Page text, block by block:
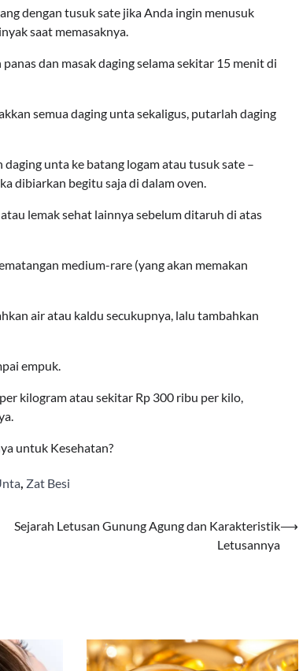
dengan tusuk sate jika Anda ingin menusuk
saat memasaknya.
dan masak daging selama sekitar 15 menit di
semua daging unta sekaligus, putarlah daging
unta ke batang logam atau tusuk sate –
dibiarkan begitu saja di dalam oven.
lemak sehat lainnya sebelum ditaruh di atas
medium-rare (yang akan memakan
air atau kaldu secukupnya, lalu tambahkan
empuk.
kilogram atau sekitar Rp 300 ribu per kilo,
untuk Kesehatan?
, Zat Besi
Sejarah Letusan Gunung Agung dan Karakteristik
Letusannya
⟶